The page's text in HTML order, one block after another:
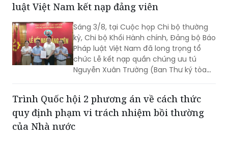
luật Việt Nam kết nạp đảng viên
Sáng 3/8, tại Cuộc họp Chi bộ thường
kỳ, Chi bộ Khối Hành chính, Đảng bộ Báo
Pháp luật Việt Nam đã long trọng tổ
chức Lễ kết nạp quần chúng ưu tú
Nguyễn Xuân Trường (Ban Thư ký tòa
Trình Quốc hội 2 phương án về cách thức
quy định phạm vi trách nhiệm bồi thường
của Nhà nước